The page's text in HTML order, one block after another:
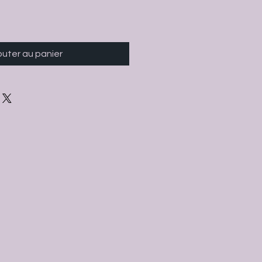
au panier